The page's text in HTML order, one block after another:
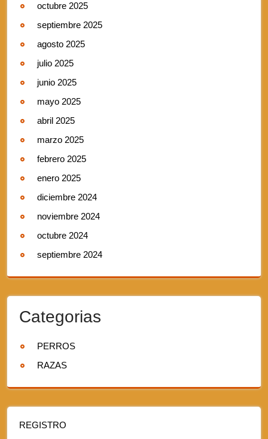
octubre 2025
septiembre 2025
agosto 2025
julio 2025
junio 2025
mayo 2025
abril 2025
marzo 2025
febrero 2025
enero 2025
diciembre 2024
noviembre 2024
octubre 2024
septiembre 2024
Categorias
PERROS
RAZAS
REGISTRO